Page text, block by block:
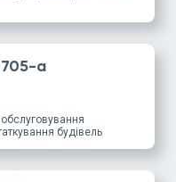
a
обслуговування
будівель